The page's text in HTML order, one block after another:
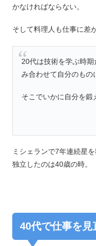
かなければならない。
そして料理人も仕事に差
20代は技術を学ぶ時
み合わせて自分のもの
そこでいかに自分を鍛
ミシェランで7年連続星
独立したのは40歳の時。
40代で仕事を見